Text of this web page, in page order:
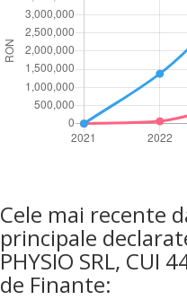
Cele mai recente
principale
PHYSIO SRL, CUI
de Finante: